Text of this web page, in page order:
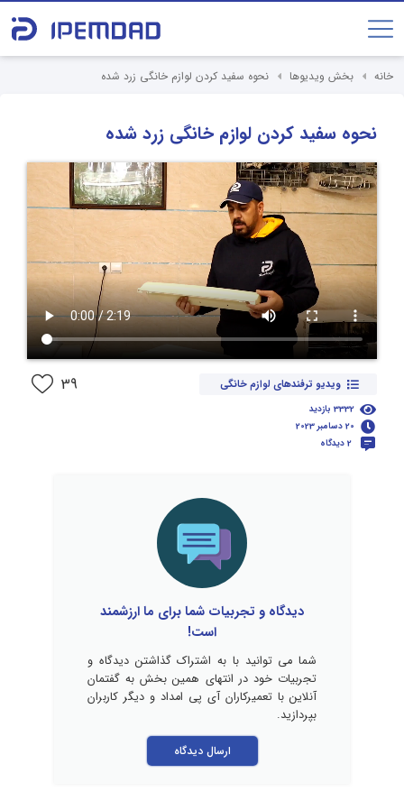
خانه بخش ویدیوها نحوه سفید کردن لوازم خانگی زرد شده
نحوه سفید کردن لوازم خانگی زرد شده
3332 بازدید
20 دسامبر 2023
2 دیدگاه
ویدیو ترفندهای لوازم خانگی 39
دیدگاه و تجربیات شما برای ما ارزشمند
است!
شما می توانید با به اشتراک گذاشتن دیدگاه و
تجربیات خود در انتهای همین بخش به گفتمان
آنلاین با تعمیرکاران آی پی امداد و دیگر کاربران
بپردازید.
ارسال دیدگاه